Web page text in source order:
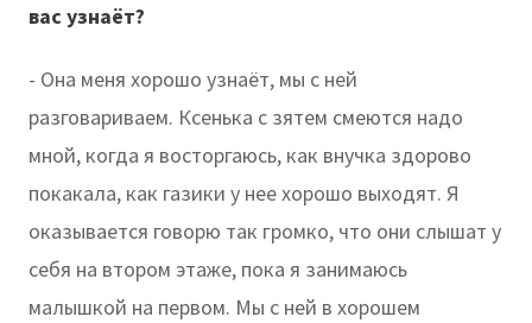
вас узнаёт?
- Она меня хорошо узнаёт, мы с ней
разговариваем. Ксенька с зятем смеются надо
мной, когда я восторгаюсь, как внучка здорово
покакала, как газики у нее хорошо выходят. Я
оказывается говорю так громко, что они слышат у
себя на втором этаже, пока я занимаюсь
малышкой на первом. Мы с ней в хорошем